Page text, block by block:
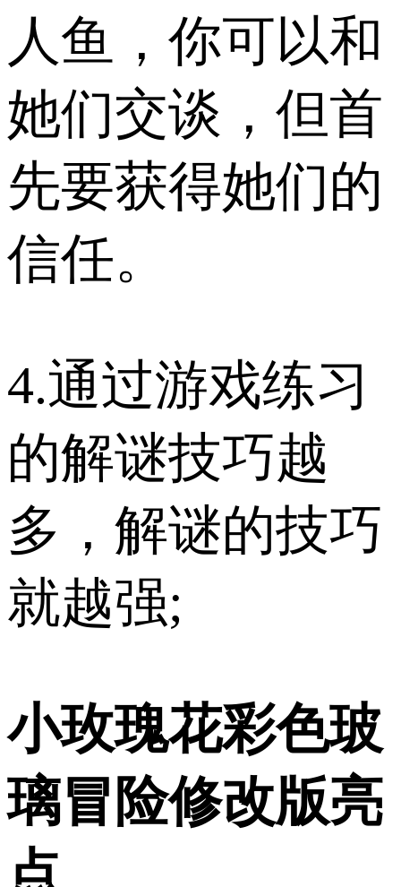
人鱼，你可以和
她们交谈，但首
先要获得她们的
信任。
4.通过游戏练习
的解谜技巧越
多，解谜的技巧
就越强;
小玫瑰花彩色玻
璃冒险修改版亮
点